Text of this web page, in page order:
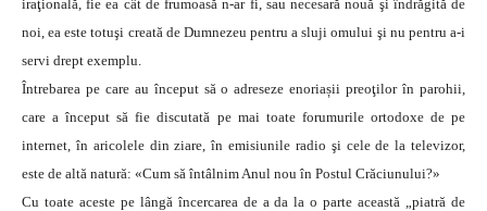
iraţională, fie ea cât de frumoasă n-ar fi, sau necesară nouă şi îndrăgită de
noi, ea este totuşi creată de Dumnezeu pentru a sluji omului şi nu pentru a-i
servi drept exemplu.
Întrebarea pe care au început să o adreseze enoriașii preoţilor în parohii,
care a început să fie discutată pe mai toate forumurile ortodoxe de pe
internet, în aricolele din ziare, în emisiunile radio şi cele de la televizor,
este de altă natură: «Cum să întâlnim Anul nou în Postul Crăciunului?»
Cu toate aceste pe lângă încercarea de a da la o parte această „piatră de